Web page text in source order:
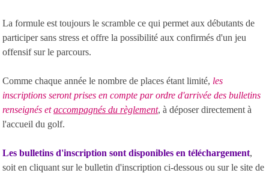
La formule est toujours le scramble ce qui permet aux débutants de
participer sans stress et offre la possibilité aux confirmés d'un jeu
offensif sur le parcours.
Comme chaque année le nombre de places étant limité, les
inscriptions seront prises en compte par ordre d'arrivée des bulletins
renseignés etaccompagnés du règlement, à déposer directement à
l'accueil du golf.
Les bulletins d'inscription sont disponibles en téléchargement,
soit en cliquant sur le bulletin d'inscription ci-dessous ou sur le site de